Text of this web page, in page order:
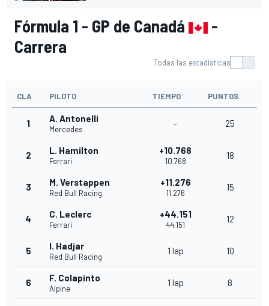
Fórmula 1 - GP de Canadá
-
Carrera
Todas las estadísticas
CLA PILOTO TIEMPO PUNTOS
1 A. Antonelli
Mercedes
- 25
2 L. Hamilton
Ferrari
+10.768
10.768
18
3 M. Verstappen
Red Bull Racing
+11.276
11.276
15
4 C. Leclerc
Ferrari
+44.151
44.151
12
5 I. Hadjar
Red Bull Racing
1 lap 10
6 F. Colapinto
Alpine
1 lap 8